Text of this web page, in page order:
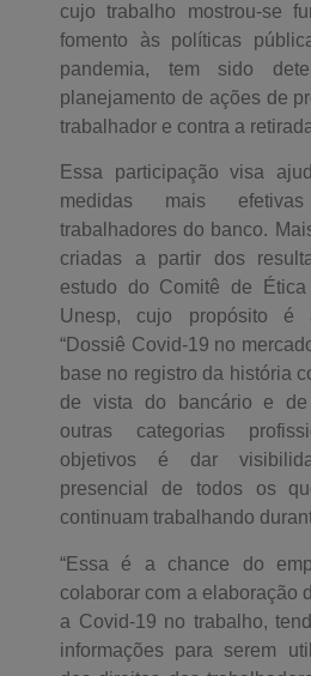
cujo trabalho mostrou-se
fomento às políticas
pandemia, tem sido
planejamento de ações de
trabalhador e contra a
Essa participação visa
medidas mais
trabalhadores do banco.
criadas a partir dos
estudo do Comitê de
Unesp, cujo propósito é
“Dossiê Covid-19 no
base no registro da história
de vista do bancário e de
outras categorias
objetivos é dar
presencial de todos os
continuam trabalhando
“Essa é a chance do
colaborar com a elaboração
a Covid-19 no trabalho,
informações para serem